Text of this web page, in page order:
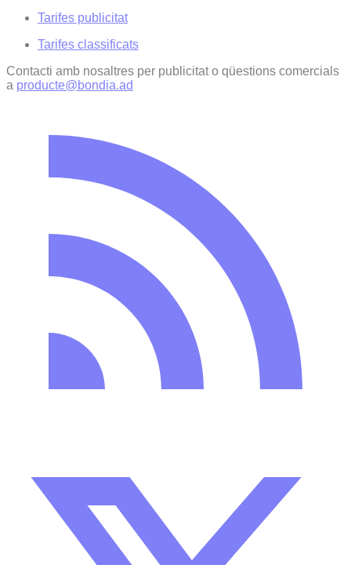
Tarifes publicitat
Tarifes classificats
Contacti amb nosaltres per publicitat o qüestions comercials
a producte@bondia.ad